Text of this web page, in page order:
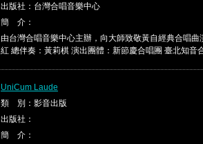
出版社：台灣合唱音樂中心
簡 介：
由台灣合唱音樂中心主辦，向大師致敬黃自經典合唱
紅 總伴奏：黃莉棋 演出團體：新節慶合唱團 臺北知音
UniCum Laude
類 別：影音出版
出版社：
簡 介：